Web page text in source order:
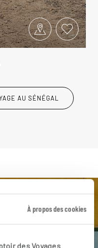
À propos des cookies
des Voyages
AU SÉNÉGAL
au Sénégal